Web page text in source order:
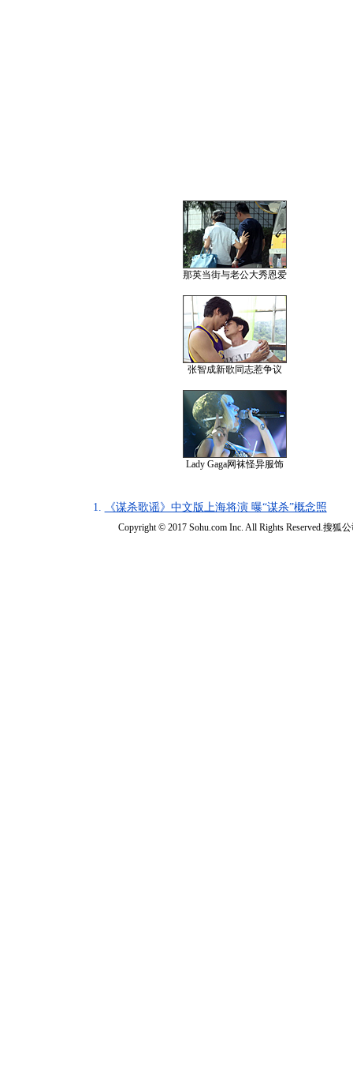
那英当街与老公大秀恩爱
张智成新歌同志惹争议
Lady Gaga网袜怪异服饰
1. 《谋杀歌谣》中文版上海将演 曝“谋杀”概念照
Copyright © 2017 Sohu.com Inc. All Rights Reserved.搜狐